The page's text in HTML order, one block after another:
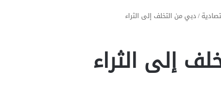
/دبي من التخلف إلى الثراء
إلى الثراء